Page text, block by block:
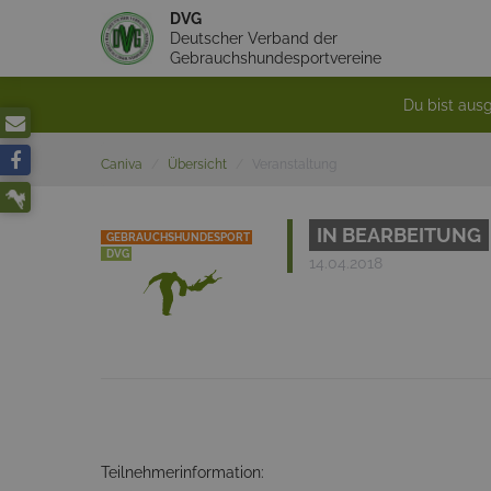
DVG
Deutscher Verband der
Gebrauchshundesportvereine
Du bist
Caniva Übersicht
GEBRAUCHSHUNDESPORT
DVG
IN BEARBEITUNG
14.04.2018
Teilnehmerinformation: